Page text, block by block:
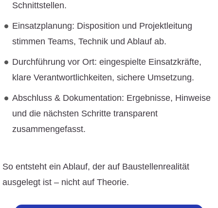
Schnittstellen.
Einsatzplanung: Disposition und Projektleitung
stimmen Teams, Technik und Ablauf ab.
Durchführung vor Ort: eingespielte Einsatzkräfte,
klare Verantwortlichkeiten, sichere Umsetzung.
Abschluss & Dokumentation: Ergebnisse, Hinweise
und die nächsten Schritte transparent
zusammengefasst.
So entsteht ein Ablauf, der auf Baustellenrealität
ausgelegt ist – nicht auf Theorie.